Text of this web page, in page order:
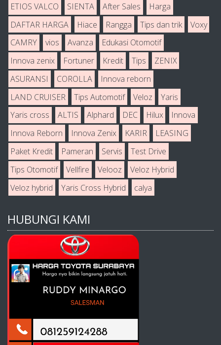
ETIOS VALCO
SIENTA After Sales
Harga
DAFTAR HARGA
Hiace Rangga Tips dan trik
Voxy
CAMRY
vios Avanza
Edukasi Otomotif
Innova zenix
Fortuner Kredit Tips
ZENIX
ASURANSI
COROLLA
Innova reborn
LAND CRUISER
Tips Automotif Veloz
Yaris
Yaris cross
ALTIS Alphard DEC Hilux
Innova
Innova Reborn
Innova Zenix KARIR
LEASING
Paket Kredit
Pameran Servis
Test Drive
Tips Otomotif
Vellfire Velooz
Veloz Hybrid
Veloz hybrid
Yaris Cross Hybrid calya
HUBUNGI KAMI